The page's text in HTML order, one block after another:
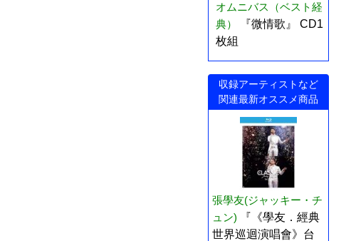
オムニバス（ベスト経
典）
『微情歌』 CD1
枚組
収録アーティストなど
関連最新オススメ商品
張學友(ジャッキー・チ
ュン)
『《學友．經典
世界巡迴演唱會》台